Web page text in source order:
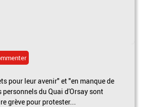
pour leur avenir" et "en manque de
du Quai d'Orsay sont
grève pour protester...